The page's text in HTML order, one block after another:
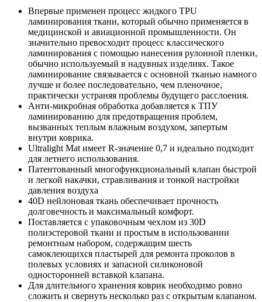
Впервые применен процесс жидкого TPU
ламинирования ткани, который обычно применяется в
медицинской и авиационной промышленности. Он
значительно превосходит процесс классического
ламинирования с помощью нанесения рулонной пленки,
обычно используемый в надувных изделиях. Такое
ламинирование связывается с основной тканью намного
лучше и более последовательно, чем пленочное,
практически устраняя проблемы будущего расслоения.
Анти-микробная обработка добавляется к ТПУ
ламинированию для предотвращения проблем,
вызванных теплым влажным воздухом, запертым
внутри коврика.
Ultralight Mat имеет R-значение 0,7 и идеально подходит
для летнего использования.
Патентованный многофункциональный клапан быстрой
и легкой накачки, стравливания и тонкой настройки
давления воздуха
40D нейлоновая ткань обеспечивает прочность
долговечность и максимальный комфорт.
Поставляется с упаковочным чехлом из 30D
полиэстеровой ткани и простым в использовании
ремонтным набором, содержащим шесть
самоклеющихся пластырей для ремонта проколов в
полевых условиях и запасной силиконовой
односторонней вставкой клапана.
Для длительного хранения коврик необходимо ровно
сложить и свернуть несколько раз с открытым клапаном.